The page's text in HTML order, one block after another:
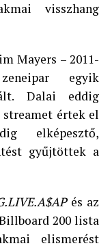
visszhang
Mayers – 2011-
egyik
Dalai eddig
értek el
elképesztő,
gyűjtöttek a
és az
200 lista
elismerést